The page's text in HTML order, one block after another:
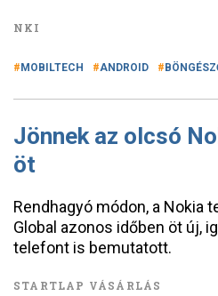
NKI
MOBILTECH ANDROID
Jönnek az olcsó
öt
Rendhagyó módon, a Nokia
Global azonos időben öt új,
telefont is bemutatott.
STARTLAP VÁSÁRLÁS